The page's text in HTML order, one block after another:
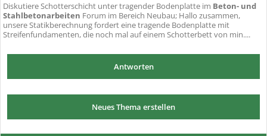
DiskutiereSchotterschicht unter tragender Bodenplatte im Beton- und
Stahlbetonarbeiten Forum im Bereich Neubau; Hallo zusammen,
unsere Statikberechnung fordert eine tragende Bodenplatte mit
Streifenfundamenten, die noch mal auf einem Schotterbett von min....
Antworten
Neues Thema erstellen